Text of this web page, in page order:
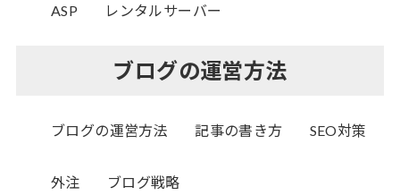
ASP レンタルサーバー
ブログの運営方法
ブログの運営方法 記事の書き方 SEO対策
外注 ブログ戦略